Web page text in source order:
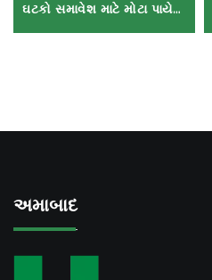
ઘટકો સમાવેશ માટે મોટા પાયે
લેસર લેવલિંગ મશીન
અમાબાદ